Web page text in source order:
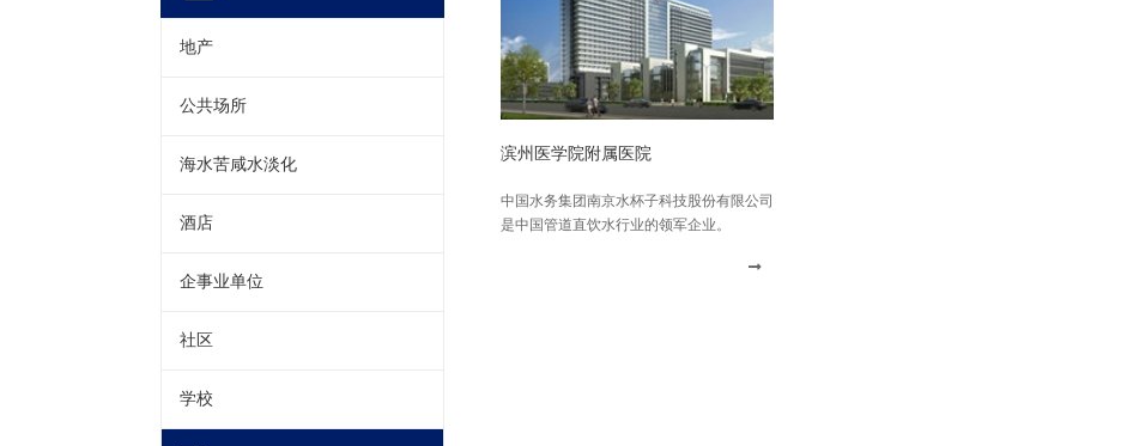
地产
公共场所
海水苦咸水淡化
酒店
企事业单位
社区
学校
滨州医学院附属医院
中国水务集团南京水杯子科技股份有限公司
是中国管道直饮水行业的领军企业。